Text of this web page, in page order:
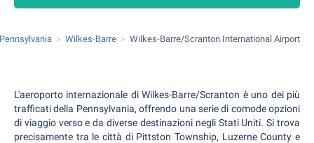
Pennsylvania Wilkes-Barre Wilkes-Barre/Scranton International Airport
L'aeroporto internazionale di Wilkes-Barre/Scranton è uno dei più
trafficati della Pennsylvania, offrendo una serie di comode opzioni
di viaggio verso e da diverse destinazioni negli Stati Uniti. Si trova
precisamente tra le città di Pittston Township, Luzerne County e